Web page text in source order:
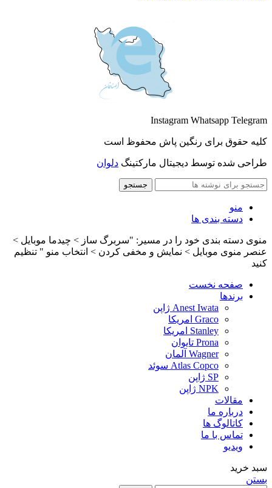
Instagram Whatsapp Telegram
کلیه حقوق برای رنگین پاش محفوظ است
طراحی شده توسط دیجیتال مارکتینگ دلوان
جستجو
منو
دسته بندی ها
منوی دسته بندی خود را در مسیر: "سربرگ ساز > چیدما موبایل >
عنصر منوی موبایل > نمایش و مخفی کردن > انتخاب منو " تنظیم
کنید
صفحه نخست
برندها
Anest Iwata ژاپن
Graco امریکا
Stanley امریکا
Prona تایوان
Wagner آلمان
Atlas Copco سوئد
SP ژاپن
NPK ژاپن
مقالات
درباره ما
کاتالوگ ها
تماس با ما
ویدیو
سبد خرید
بستن